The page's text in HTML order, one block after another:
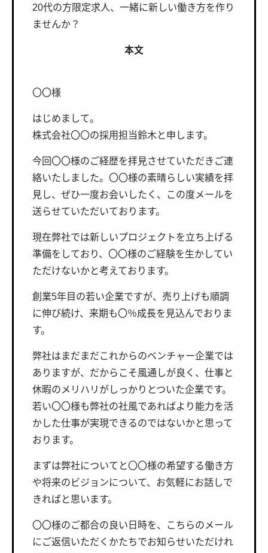
20代の方限定求人、一緒に新しい働き方を作り
ませんか？
本文
〇〇様
はじめまして。
株式会社〇〇の採用担当鈴木と申します。
今回〇〇様のご経歴を拝見させていただきご連
絡いたしました。〇〇様の素晴らしい実績を拝
見し、ぜひ一度お会いしたく、この度メールを
送らせていただいております。
現在弊社では新しいプロジェクトを立ち上げる
準備をしており、〇〇様のご経験を生かしてい
ただけないかと考えております。
創業5年目の若い企業ですが、売り上げも順調
に伸び続け、来期も〇％成長を見込んでおりま
す。
弊社はまだまだこれからのベンチャー企業では
ありますが、だからこそ風通しが良く、仕事と
休暇のメリハリがしっかりとついた企業です。
若い〇〇様も弊社の社風であればより能力を活
かした仕事が実現できるのではないかと思って
おります。
まずは弊社についてと〇〇様の希望する働き方
や将来のビジョンについて、お気軽にお話しで
きればと思います。
〇〇様のご都合の良い日時を、こちらのメール
にご返信いただくかたちでお知らせいただけれ